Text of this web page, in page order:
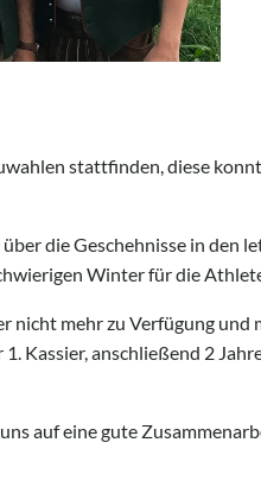
stattfinden, diese
die Geschehnisse in den
Winter für die
nicht mehr zu Verfügung
Kassier, anschließend 2
auf eine gute